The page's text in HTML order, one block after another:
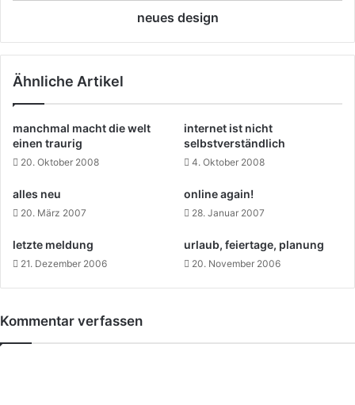
neues design
Ähnliche Artikel
manchmal macht die welt
einen traurig
20. Oktober 2008
internet ist nicht
selbstverständlich
4. Oktober 2008
alles neu
20. März 2007
online again!
28. Januar 2007
letzte meldung
21. Dezember 2006
urlaub, feiertage, planung
20. November 2006
Kommentar verfassen